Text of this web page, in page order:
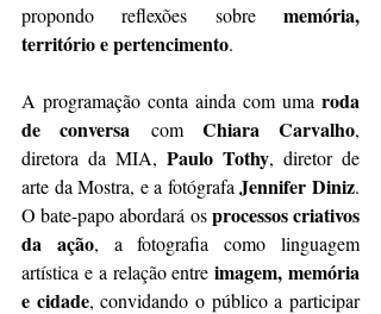
propondo reflexões sobre memória,
território e pertencimento.
A programação conta ainda com uma roda
de conversa com Chiara Carvalho,
diretora da MIA, Paulo Tothy, diretor de
arte da Mostra, e a fotógrafa Jennifer Diniz.
O bate-papo abordará os processos criativos
da ação, a fotografia como linguagem
artística e a relação entre imagem, memória
e cidade, convidando o público a participar